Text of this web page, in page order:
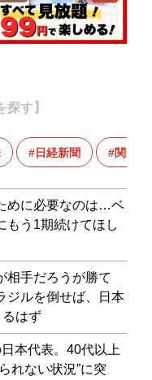
探す】
日経新聞 関連銘
めに必要なのは…ベ
もう1期続けてほし
相手だろうが勝て
ジルを倒せば、日本
るはず
本代表。40代以上
れない状況”に突